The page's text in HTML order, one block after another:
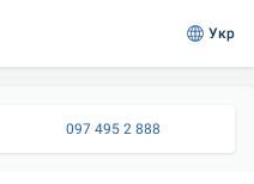
Укр
097 495 2 888